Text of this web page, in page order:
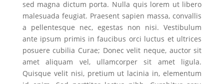
sed magna dictum porta. Nulla quis lorem ut libero
malesuada feugiat. Praesent sapien massa, convallis
a pellentesque nec, egestas non nisi. Vestibulum
ante ipsum primis in faucibus orci luctus et ultrices
posuere cubilia Curae; Donec velit neque, auctor sit
amet aliquam vel, ullamcorper sit amet ligula.
Quisque velit nisi, pretium ut lacinia in, elementum